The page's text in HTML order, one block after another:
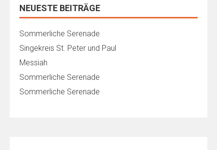
NEUESTE BEITRÄGE
Sommerliche Serenade
Singekreis St. Peter und Paul
Messiah
Sommerliche Serenade
Sommerliche Serenade